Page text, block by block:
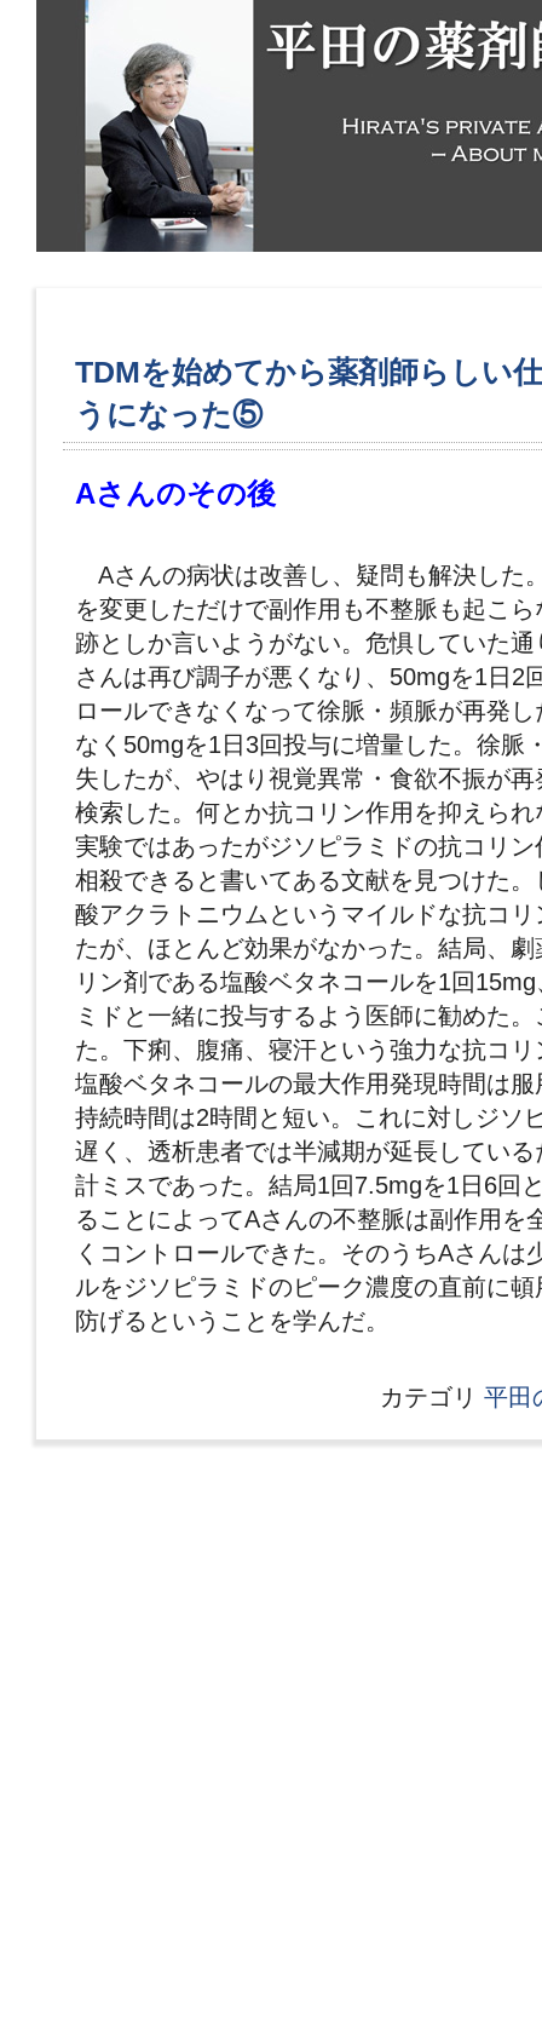
TDMを始めてから薬剤師らしい
うになった⑤
Aさんのその後
Aさんの病状は改善し、疑問も解決した
を変更しただけで副作用も不整脈も起こ
跡としか言いようがない。危惧していた
さんは再び調子が悪くなり、50mgを1日2
ロールできなくなって徐脈・頻脈が再発
なく50mgを1日3回投与に増量した。徐脈
失したが、やはり視覚異常・食欲不振が
検索した。何とか抗コリン作用を抑えら
実験ではあったがジソピラミドの抗コリ
相殺できると書いてある文献を見つけた
酸アクラトニウムというマイルドな抗コ
たが、ほとんど効果がなかった。結局、
リン剤である塩酸ベタネコールを1回
ミドと一緒に投与するよう医師に勧めた
た。下痢、腹痛、寝汗という強力な抗コ
塩酸ベタネコールの最大作用発現時間は
持続時間は2時間と短い。これに対しジソ
遅く、透析患者では半減期が延長してい
計ミスであった。結局1回7.5mgを1日6回
ることによってAさんの不整脈は副作用を
くコントロールできた。そのうちAさんは
ルをジソピラミドのピーク濃度の直前に
防げるということを学んだ。
カテゴリ 平田